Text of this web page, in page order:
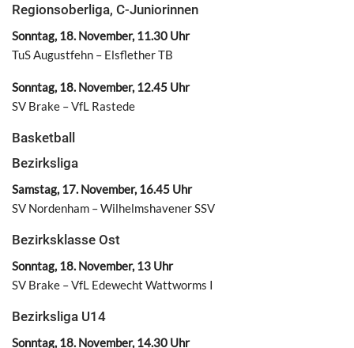
Regionsoberliga, C-Juniorinnen
Sonntag, 18. November, 11.30 Uhr
TuS Augustfehn – Elsflether TB
Sonntag, 18. November, 12.45 Uhr
SV Brake – VfL Rastede
Basketball
Bezirksliga
Samstag, 17. November, 16.45 Uhr
SV Nordenham – Wilhelmshavener SSV
Bezirksklasse Ost
Sonntag, 18. November, 13 Uhr
SV Brake – VfL Edewecht Wattworms I
Bezirksliga U14
Sonntag, 18. November, 14.30 Uhr